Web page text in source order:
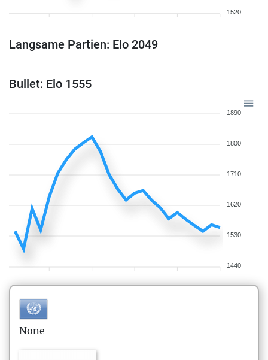
1520
Langsame Partien: Elo 2049
Bullet: Elo 1555
1890
1800
1710
1620
1530
1440
None